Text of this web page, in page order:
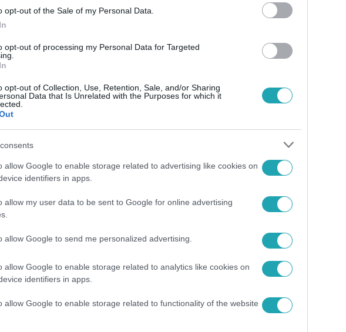
opt-out of the Sale of my Personal Data.
opt-out of processing my Personal Data for Targeted
opt-out of Collection, Use, Retention, Sale, and/or Sharing
Data that Is Unrelated with the Purposes for which it
allow Google to enable storage related to advertising like cookies on
identifiers in apps.
allow my user data to be sent to Google for online advertising
allow Google to send me personalized advertising.
allow Google to enable storage related to analytics like cookies on
identifiers in apps.
allow Google to enable storage related to functionality of the website
és Fülöp király megható gesztust tettek, videón
csapat hétfőn meglátogatta a hatalmas valenciai tűz áldozatait. A Campanar
még csütörtökön. Fülöp spanyol király és Letícia királynő, valamint a valenciai
is.
a lakókat a kigyulladt 14 emeletes házból
ki egy 14 emeletes lakóházban a spanyolországi Valenciában, legkevesebb
a lángok, a tűz elől többen az erkélyekre menekültek, ahonnan daruval
megverték a metrón
férfit, videóra vették